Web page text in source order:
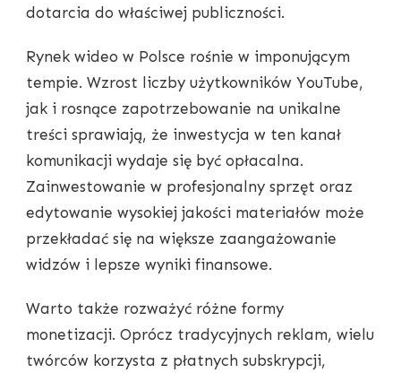
dotarcia do właściwej publiczności.
Rynek wideo w Polsce rośnie w imponującym
tempie. Wzrost liczby użytkowników YouTube,
jak i rosnące zapotrzebowanie na unikalne
treści sprawiają, że inwestycja w ten kanał
komunikacji wydaje się być opłacalna.
Zainwestowanie w profesjonalny sprzęt oraz
edytowanie wysokiej jakości materiałów może
przekładać się na większe zaangażowanie
widzów i lepsze wyniki finansowe.
Warto także rozważyć różne formy
monetizacji. Oprócz tradycyjnych reklam, wielu
twórców korzysta z płatnych subskrypcji,